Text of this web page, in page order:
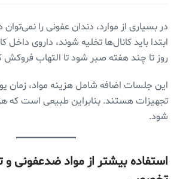
در بسیاری از موارد، دندان عفونی را
ابتدا باید کانال‌ها تخلیه شوند، داروی داخل
روز تا چند هفته صبر شود تا التهاب فروکش
این جلسات اضافه شامل هزینه مواد، زمان
تجهیزات هستند. بنابراین طبیعی است که
شود.
استفاده بیشتر از مواد ضدعفونی و